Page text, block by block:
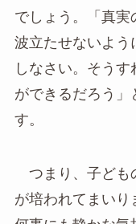
でしょう。「真実
波立たせないよう
しなさい。そう
ができるだろう」
す。
つまり、子ども
が培われてまいり